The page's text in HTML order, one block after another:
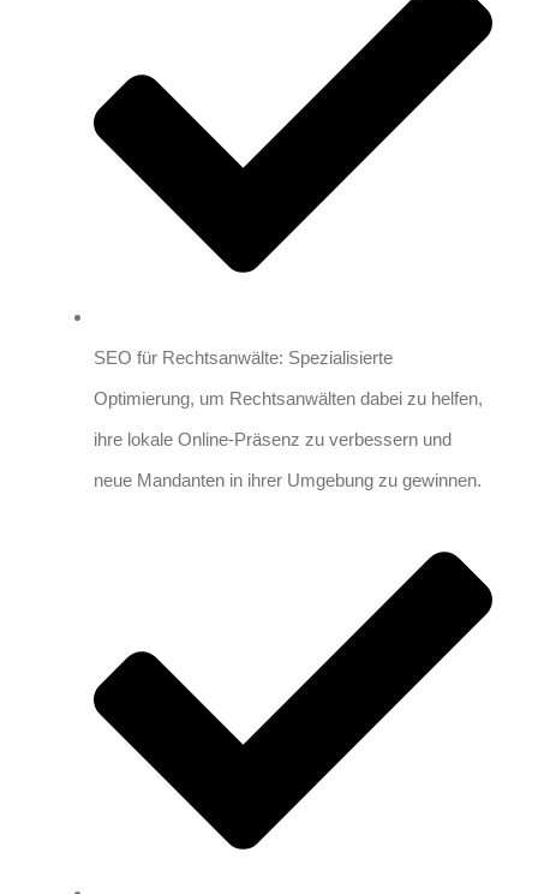
SEO für Rechtsanwälte: Spezialisierte
Optimierung, um Rechtsanwälten dabei zu helfen,
ihre lokale Online-Präsenz zu verbessern und
neue Mandanten in ihrer Umgebung zu gewinnen.